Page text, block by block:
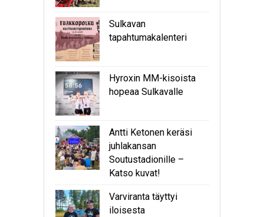
Sulkavan
tapahtumakalenteri
Hyroxin MM-kisoista
hopeaa Sulkavalle
Antti Ketonen keräsi
juhlakansan
Soutustadionille –
Katso kuvat!
Varviranta täyttyi
iloisesta